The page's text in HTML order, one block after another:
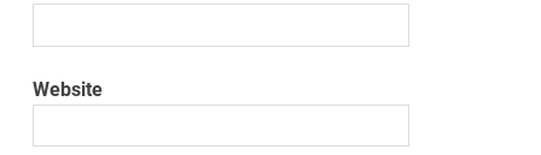
Website